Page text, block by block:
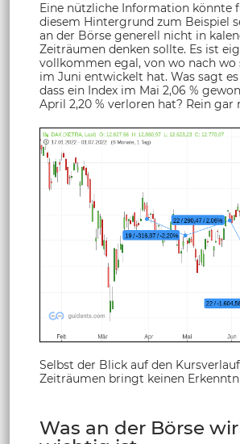
Eine nützliche Information könnte
diesem Hintergrund zum Beispiel
an der Börse generell nicht in
Zeiträumen denken sollte. Es ist
vollkommen egal, von wo nach wo
im Juni entwickelt hat. Was sagt es
dass ein Index im Mai 2,06 %
April 2,20 % verloren hat? Rein gar
Selbst der Blick auf den
Zeiträumen bringt keinen
Was an der Börse